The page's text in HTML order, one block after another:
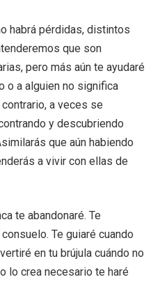
habrá pérdidas, distintos
que son
pero más aún te ayudaré
o a alguien no significa
a veces se
y descubriendo
que aún habiendo
a vivir con ellas de
te abandonaré. Te
Te guiaré cuando
en tu brújula cuándo no
lo crea necesario te haré